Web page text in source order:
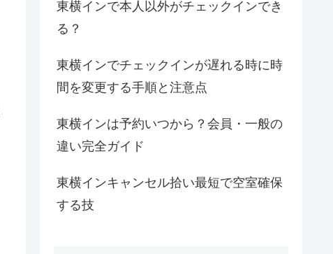
東横インで本人以外がチェックインでき
る？
東横インでチェックインが遅れる時に時
間を変更する手順と注意点
東横インは予約いつから？会員・一般の
違い完全ガイド
東横インキャンセル拾い最短で空室確保
する技